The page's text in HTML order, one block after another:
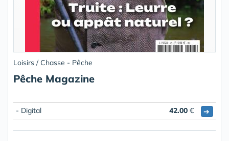
Loisirs / Chasse - Pêche
Pêche Magazine
- Digital 42.00 € ➔